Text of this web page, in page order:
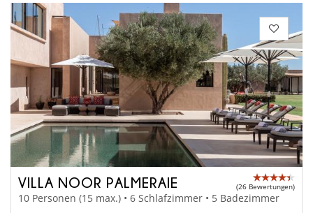
VILLA NOOR PALMERAIE (26 Bewertungen)
10 Personen (15 max.) • 6 Schlafzimmer • 5 Badezimmer